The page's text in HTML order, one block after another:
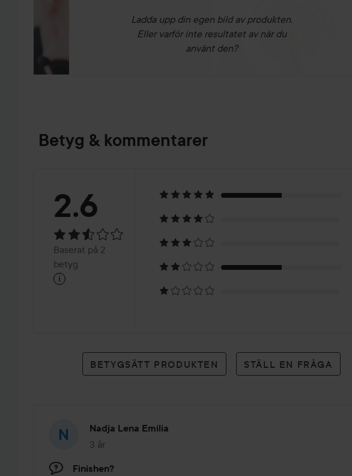
Ladda upp din egen bild av produkten.
Eller varför inte resultatet av när du
använt den?
Betyg & kommentarer
Betyg:
2.6Baserat
på
betyg
2.6
Baserat på 2
betyg
i
BETYGSÄTT PRODUKTEN STÄLL EN FRÅGA
Nadja Lena Emilia
3 år
Inlägget skapades 3 år
Finishen?